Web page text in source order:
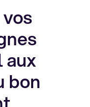
aux
bon